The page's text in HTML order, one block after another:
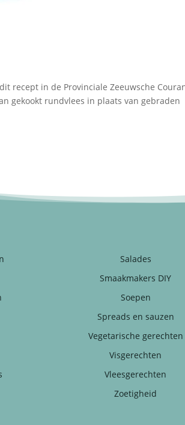
recept in de Provinciale Zeeuwsche
gekookt rundvlees in plaats van gebraden
Salades
Smaakmakers DIY
Soepen
Spreads en sauzen
Vegetarische gerechten
Visgerechten
Vleesgerechten
Zoetigheid